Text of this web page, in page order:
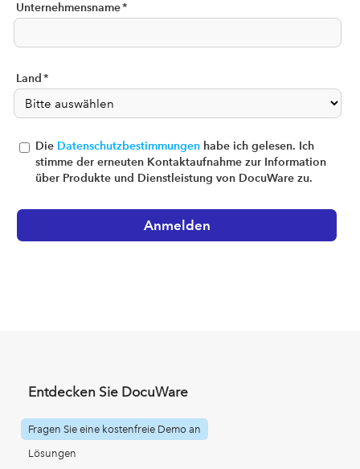
Unternehmensname*
Land *
Die Datenschutzbestimmungen habe ich gelesen. Ich
stimme der erneuten Kontaktaufnahme zur Information
über Produkte und Dienstleistung von DocuWare zu.
Entdecken Sie DocuWare
Fragen Sie eine kostenfreie Demo an
Lösungen